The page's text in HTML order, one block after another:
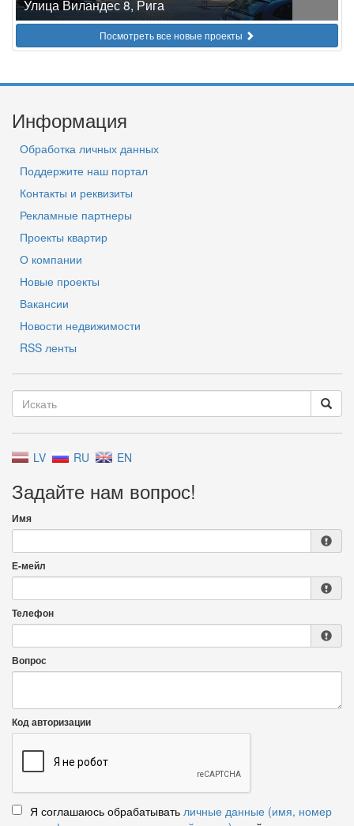
Улица Виландес 8, Рига
Посмотреть все новые проекты
Информация
Обработка личных данных
Поддержите наш портал
Контакты и реквизиты
Рекламные партнеры
Проекты квартир
О компании
Новые проекты
Вакансии
Новости недвижимости
RSS ленты
LV RU EN
Задайте нам вопрос!
Имя
Е-мейл
Телефон
Вопрос
Код авторизации
Я соглашаюсь обрабатывать личные данные (имя, номер